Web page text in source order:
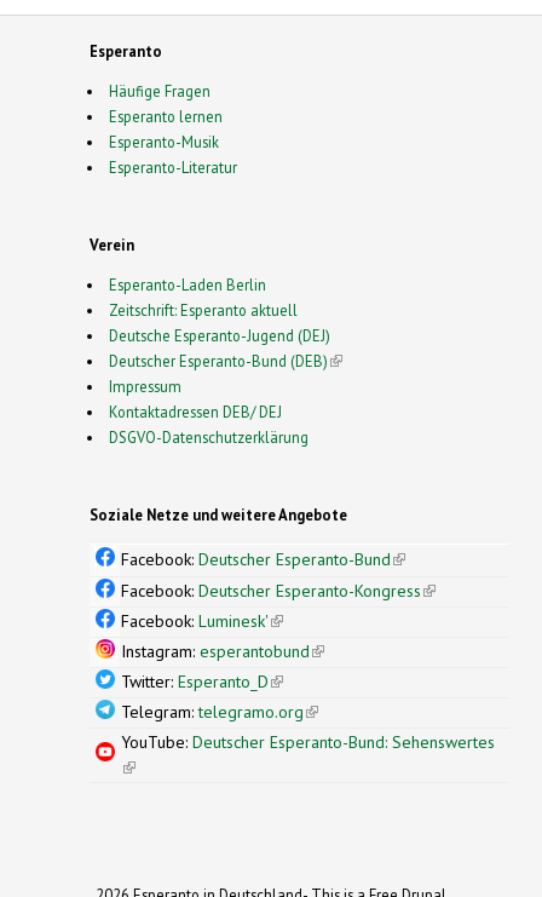
Esperanto
Häufige Fragen
Esperanto lernen
Esperanto-Musik
Esperanto-Literatur
Verein
Esperanto-Laden Berlin
Zeitschrift: Esperanto aktuell
Deutsche Esperanto-Jugend (DEJ)
Deutscher Esperanto-Bund (DEB)(link is external)
Impressum
Kontaktadressen DEB/ DEJ
DSGVO-Datenschutzerklärung
Soziale Netze und weitere Angebote
Facebook: Deutscher Esperanto-Bund(link is
external)
Facebook: Deutscher Esperanto-Kongress(link is
Facebook: Luminesk'(link is external)
Instagram: esperantobund(link is external)
Twitter: Esperanto_D(link is external)
Telegram:telegramo.org(link is external)
YouTube: Deutscher Esperanto-Bund: Sehenswertes
(link is external)